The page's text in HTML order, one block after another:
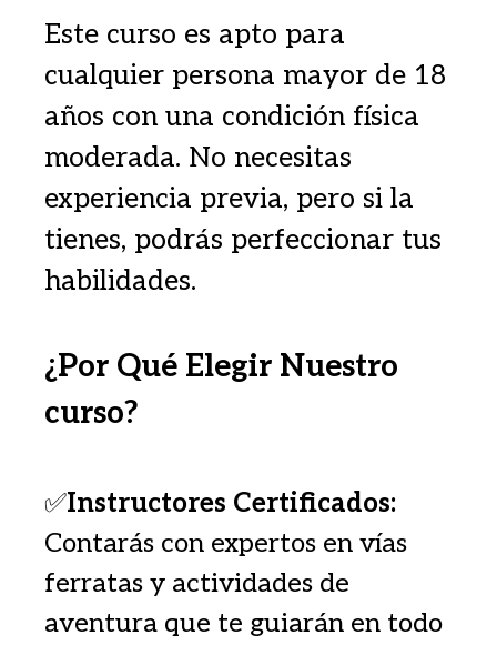
Este curso es apto para
cualquier persona mayor de 18
años con una condición física
moderada. No necesitas
experiencia previa, pero si la
tienes, podrás perfeccionar tus
habilidades.
¿Por Qué Elegir Nuestro
curso?
✅Instructores Certificados:
Contarás con expertos en vías
ferratas y actividades de
aventura que te guiarán en todo